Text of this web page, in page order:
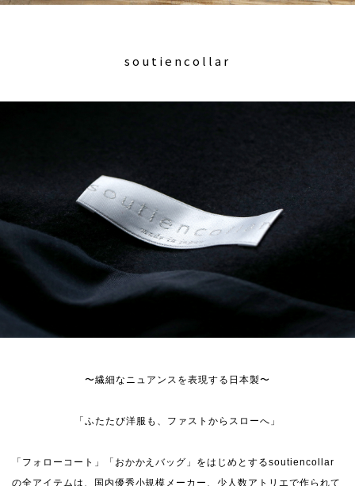
soutiencollar
〜繊細なニュアンスを表現する日本製〜
「ふたたび洋服も、ファストからスローへ」
「フォローコート」「おかかえバッグ」をはじめとするsoutiencollar
の全アイテムは、国内優秀小規模メーカー、少人数アトリエで作られて